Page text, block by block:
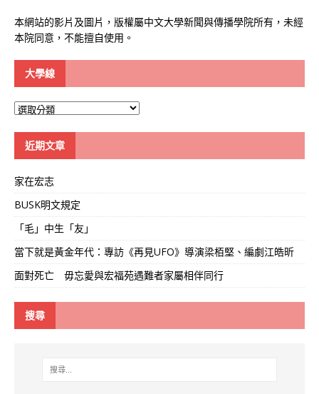
本網站的影片及圖片，版權屬中文大學新聞與傳播學院所有，未經
本院同意，不能擅自使用。
大學線
大
近期文章
家在宏志
BUSK明文規定
「毛」中生「友」
當下就是黃金年代：專訪《再見UFO》導演梁栢堅、編劇江皓昕
面對死亡 毋忘愛與宏福苑遇難者家屬相伴同行
搜尋